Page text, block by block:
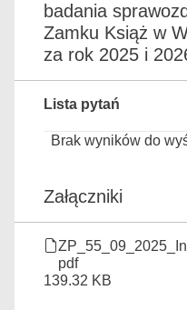
badania
Zamku Książ w
za rok 2025 i
Lista pytań
Brak wyników do
Załączniki
pdf
139.32 KB